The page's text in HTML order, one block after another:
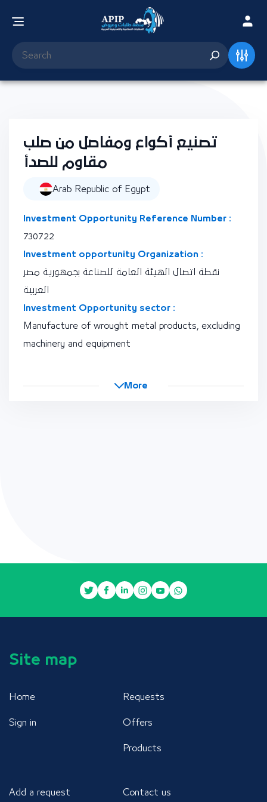
تصنيع أكواع ومفاصل من صلب
مقاوم للصدأ
Arab Republic of Egypt
Investment Opportunity Reference Number :
730722
Investment opportunity Organization :
نقطة اتصال الهيئة العامة للصناعة بجمهورية مصر
العربية
Investment Opportunity sector :
Manufacture of wrought metal products, excluding
machinery and equipment
More
Site map
Home
Sign in
Requests
Offers
Products
Add a request Contact us